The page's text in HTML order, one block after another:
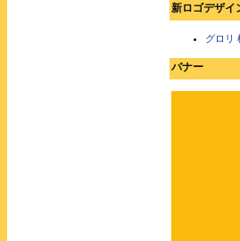
新ロゴデザイ
グロリ
バナー